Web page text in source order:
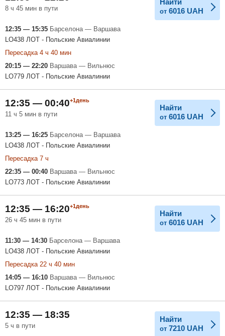
8 ч 45 мин в пути от 6016 UAH
12:35 — 15:35 Барселона — Варшава
LO438 ЛОТ - Польские Авиалинии
Пересадка 4 ч 40 мин
20:15 — 22:20 Варшава — Вильнюс
LO779 ЛОТ - Польские Авиалинии
12:35 — 00:40+1день
11 ч 5 мин в пути
Найти
от 6016 UAH
13:25 — 16:25 Барселона — Варшава
LO438 ЛОТ - Польские Авиалинии
Пересадка 7 ч
22:35 — 00:40 Варшава — Вильнюс
LO773 ЛОТ - Польские Авиалинии
12:35 — 16:20+1день
26 ч 45 мин в пути
Найти
от 6016 UAH
11:30 — 14:30 Барселона — Варшава
LO438 ЛОТ - Польские Авиалинии
Пересадка 22 ч 40 мин
14:05 — 16:10 Варшава — Вильнюс
LO797 ЛОТ - Польские Авиалинии
12:35 — 18:35
5 ч в пути
Найти
от 7210 UAH